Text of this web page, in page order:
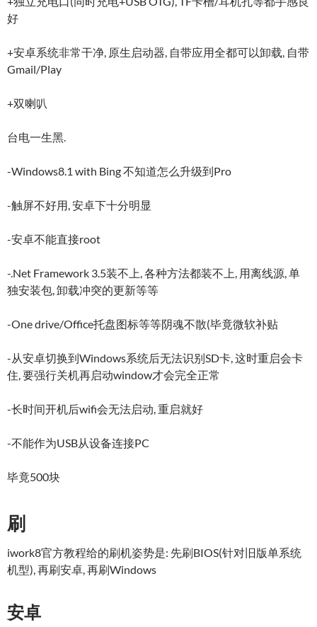
好
+安卓系统非常干净, 原生启动器, 自带应用全都可以卸载, 自带
Gmail/Play
+双喇叭
台电一生黑.
-Windows8.1 with Bing 不知道怎么升级到Pro
-触屏不好用, 安卓下十分明显
-安卓不能直接root
-.Net Framework 3.5装不上, 各种方法都装不上, 用离线源, 单
独安装包, 卸载冲突的更新等等
-One drive/Office托盘图标等等阴魂不散(毕竟微软补贴
-从安卓切换到Windows系统后无法识别SD卡, 这时重启会卡
住, 要强行关机再启动window才会完全正常
-长时间开机后wifi会无法启动, 重启就好
-不能作为USB从设备连接PC
毕竟500块
刷
iwork8官方教程给的刷机姿势是: 先刷BIOS(针对旧版单系统
机型), 再刷安卓, 再刷Windows
安卓